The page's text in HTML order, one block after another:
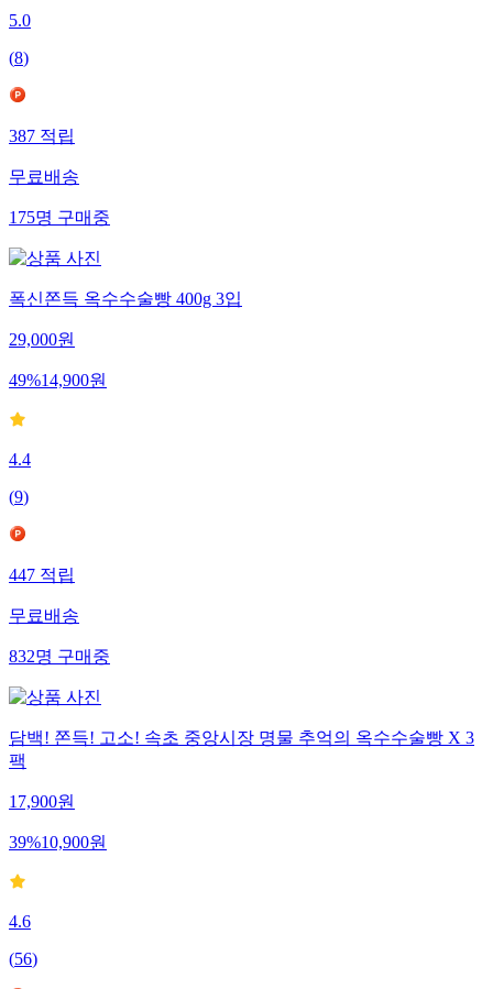
5.0
(8)
387적립
무료배송
175명구매중
폭신쫀득 옥수수술빵 400g 3입
29,000원
49%14,900원
4.4
(9)
447적립
무료배송
832명구매중
담백! 쫀득! 고소! 속초 중앙시장 명물 추억의 옥수수술빵 X 3
팩
17,900원
39%10,900원
4.6
(56)